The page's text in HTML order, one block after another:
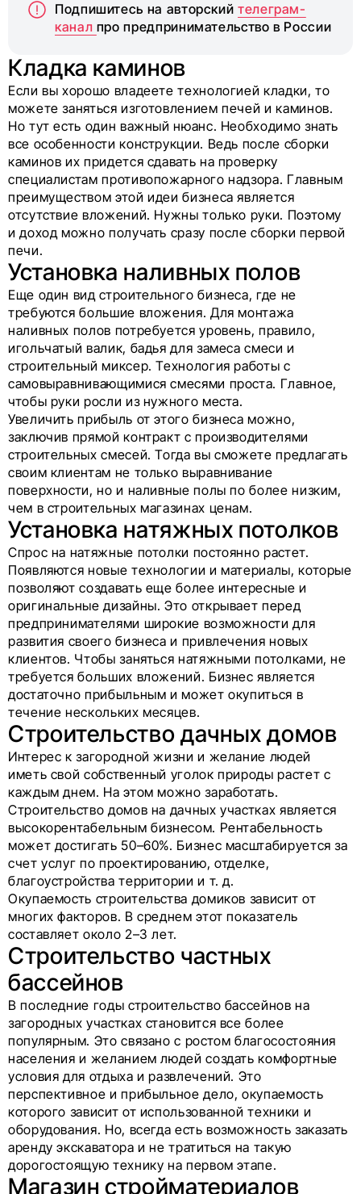
Подпишитесь на авторский телеграм-
канал про предпринимательство в России
Кладка каминов
Если вы хорошо владеете технологией кладки, то
можете заняться изготовлением печей и каминов.
Но тут есть один важный нюанс. Необходимо знать
все особенности конструкции. Ведь после сборки
каминов их придется сдавать на проверку
специалистам противопожарного надзора. Главным
преимуществом этой идеи бизнеса является
отсутствие вложений. Нужны только руки. Поэтому
и доход можно получать сразу после сборки первой
печи.
Установка наливных полов
Еще один вид строительного бизнеса, где не
требуются большие вложения. Для монтажа
наливных полов потребуется уровень, правило,
игольчатый валик, бадья для замеса смеси и
строительный миксер. Технология работы с
самовыравнивающимися смесями проста. Главное,
чтобы руки росли из нужного места.
Увеличить прибыль от этого бизнеса можно,
заключив прямой контракт с производителями
строительных смесей. Тогда вы сможете предлагать
своим клиентам не только выравнивание
поверхности, но и наливные полы по более низким,
чем в строительных магазинах ценам.
Установка натяжных потолков
Спрос на натяжные потолки постоянно растет.
Появляются новые технологии и материалы, которые
позволяют создавать еще более интересные и
оригинальные дизайны. Это открывает перед
предпринимателями широкие возможности для
развития своего бизнеса и привлечения новых
клиентов. Чтобы заняться натяжными потолками, не
требуется больших вложений. Бизнес является
достаточно прибыльным и может окупиться в
течение нескольких месяцев.
Строительство дачных домов
Интерес к загородной жизни и желание людей
иметь свой собственный уголок природы растет с
каждым днем. На этом можно заработать.
Строительство домов на дачных участках является
высокорентабельным бизнесом. Рентабельность
может достигать 50–60%. Бизнес масштабируется за
счет услуг по проектированию, отделке,
благоустройства территории и т. д.
Окупаемость строительства домиков зависит от
многих факторов. В среднем этот показатель
составляет около 2–3 лет.
Строительство частных
бассейнов
В последние годы строительство бассейнов на
загородных участках становится все более
популярным. Это связано с ростом благосостояния
населения и желанием людей создать комфортные
условия для отдыха и развлечений. Это
перспективное и прибыльное дело, окупаемость
которого зависит от использованной техники и
оборудования. Но, всегда есть возможность заказать
аренду экскаватора и не тратиться на такую
дорогостоящую технику на первом этапе.
Магазин стройматериалов